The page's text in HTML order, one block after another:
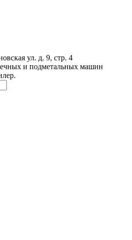
ул. д. 9, стр. 4
и подметальных машин